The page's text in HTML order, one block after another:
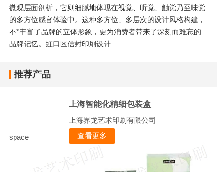
微观层面剖析，它则细腻地体现在视觉、听觉、触觉乃至味觉
的多方位感官体验中。这种多方位、多层次的设计风格构建，
不*丰富了品牌的立体形象，更为消费者带来了深刻而难忘的
品牌记忆。虹口区信封印刷设计
推荐产品
space
上海智能化精细包装盒
上海界龙艺术印刷有限公司
查看更多